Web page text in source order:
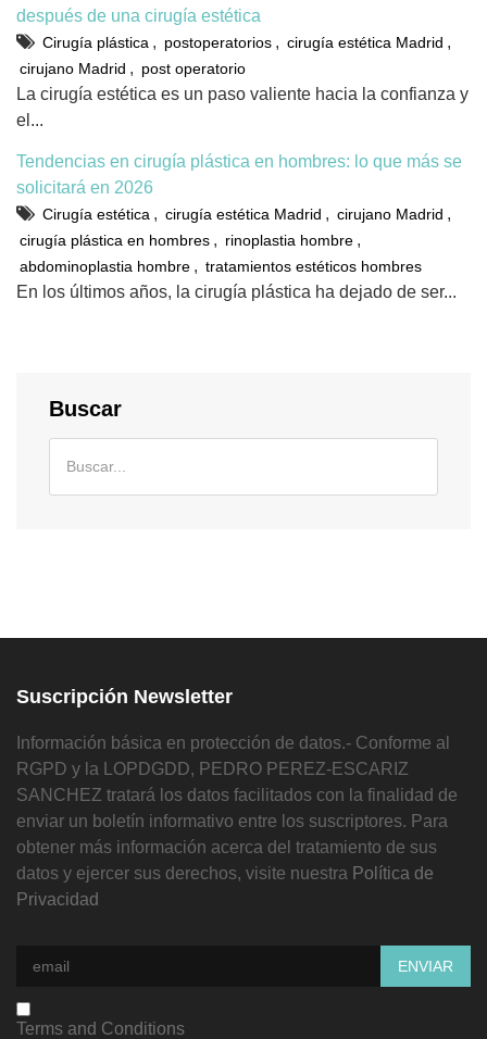
después de una cirugía estética
Cirugía plástica , postoperatorios , cirugía estética Madrid ,
cirujano Madrid , post operatorio
La cirugía estética es un paso valiente hacia la confianza y
el...
Tendencias en cirugía plástica en hombres: lo que más se
solicitará en 2026
Cirugía estética , cirugía estética Madrid , cirujano Madrid ,
cirugía plástica en hombres , rinoplastia hombre ,
abdominoplastia hombre , tratamientos estéticos hombres
En los últimos años, la cirugía plástica ha dejado de ser...
Buscar
Suscripción Newsletter
Información básica en protección de datos.- Conforme al
RGPD y la LOPDGDD, PEDRO PEREZ-ESCARIZ
SANCHEZ tratará los datos facilitados con la finalidad de
enviar un boletín informativo entre los suscriptores. Para
obtener más información acerca del tratamiento de sus
datos y ejercer sus derechos, visite nuestra Política de
Privacidad
Terms and Conditions